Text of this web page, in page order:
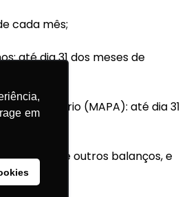
em
cada mês;
até dia 31 dos meses de
Veterinário (MAPA): até dia 31
desses e de outros balanços, e